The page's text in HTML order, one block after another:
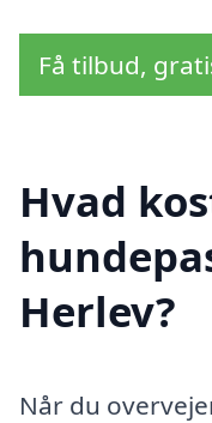
Få tilbud,
Hvad
Herlev?
Når du